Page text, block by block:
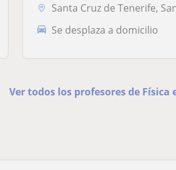
Santa Cruz de Tenerife, San Cristóbal de la
Se desplaza a domicilio
Ver todos los profesores de Física